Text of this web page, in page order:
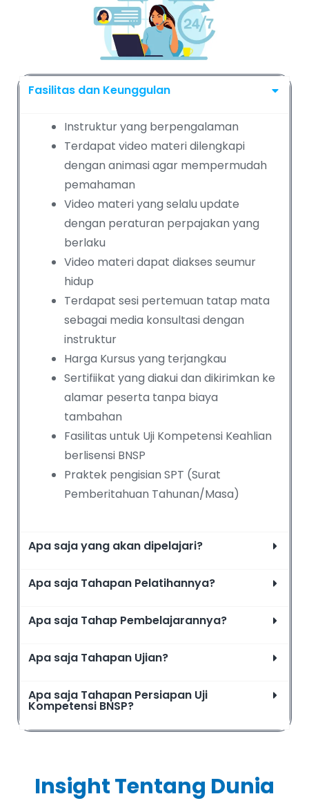
Fasilitas dan Keunggulan
Instruktur yang berpengalaman
Terdapat video materi dilengkapi
dengan animasi agar mempermudah
pemahaman
Video materi yang selalu update
dengan peraturan perpajakan yang
berlaku
Video materi dapat diakses seumur
hidup
Terdapat sesi pertemuan tatap mata
sebagai media konsultasi dengan
instruktur
Harga Kursus yang terjangkau
Sertifiikat yang diakui dan dikirimkan ke
alamar peserta tanpa biaya
tambahan
Fasilitas untuk Uji Kompetensi Keahlian
berlisensi BNSP
Praktek pengisian SPT (Surat
Pemberitahuan Tahunan/Masa)
Apa saja yang akan dipelajari?
Apa saja Tahapan Pelatihannya?
Apa saja Tahap Pembelajarannya?
Apa saja Tahapan Ujian?
Apa saja Tahapan Persiapan Uji
Kompetensi BNSP?
Insight Tentang Dunia